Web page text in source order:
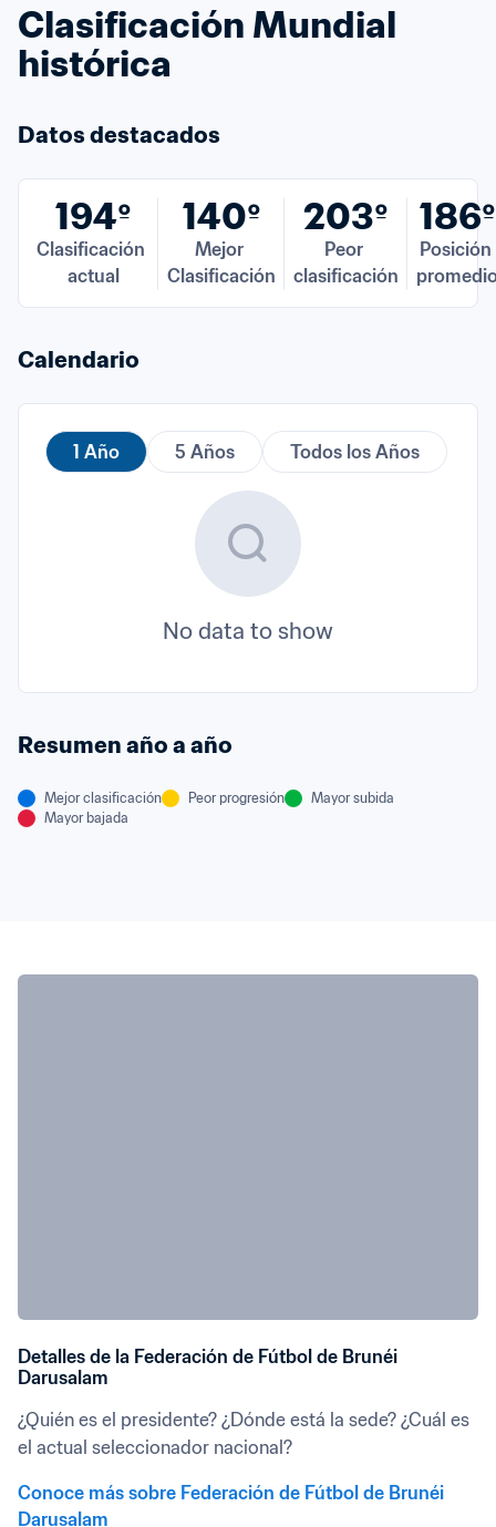
Clasificación Mundial
histórica
Datos destacados
194º
Clasificación
actual
140º
Mejor
Clasificación
203º
Peor
clasificación
186º
Posición
Calendario
1 Año 5 Años Todos los Años
No data to show
Resumen año a año
Mejor clasificación Peor progresión
Mayor subida
Mayor bajada
Detalles de la Federación de Fútbol de Brunéi
Darusalam
¿Quién es el presidente? ¿Dónde está la sede? ¿Cuál es
el actual seleccionador nacional?
Conoce más sobre Federación de Fútbol de Brunéi
Darusalam